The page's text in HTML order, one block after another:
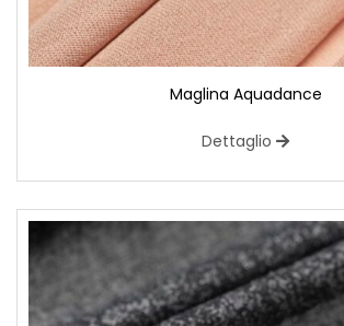
Maglina Aquadance
Dettaglio